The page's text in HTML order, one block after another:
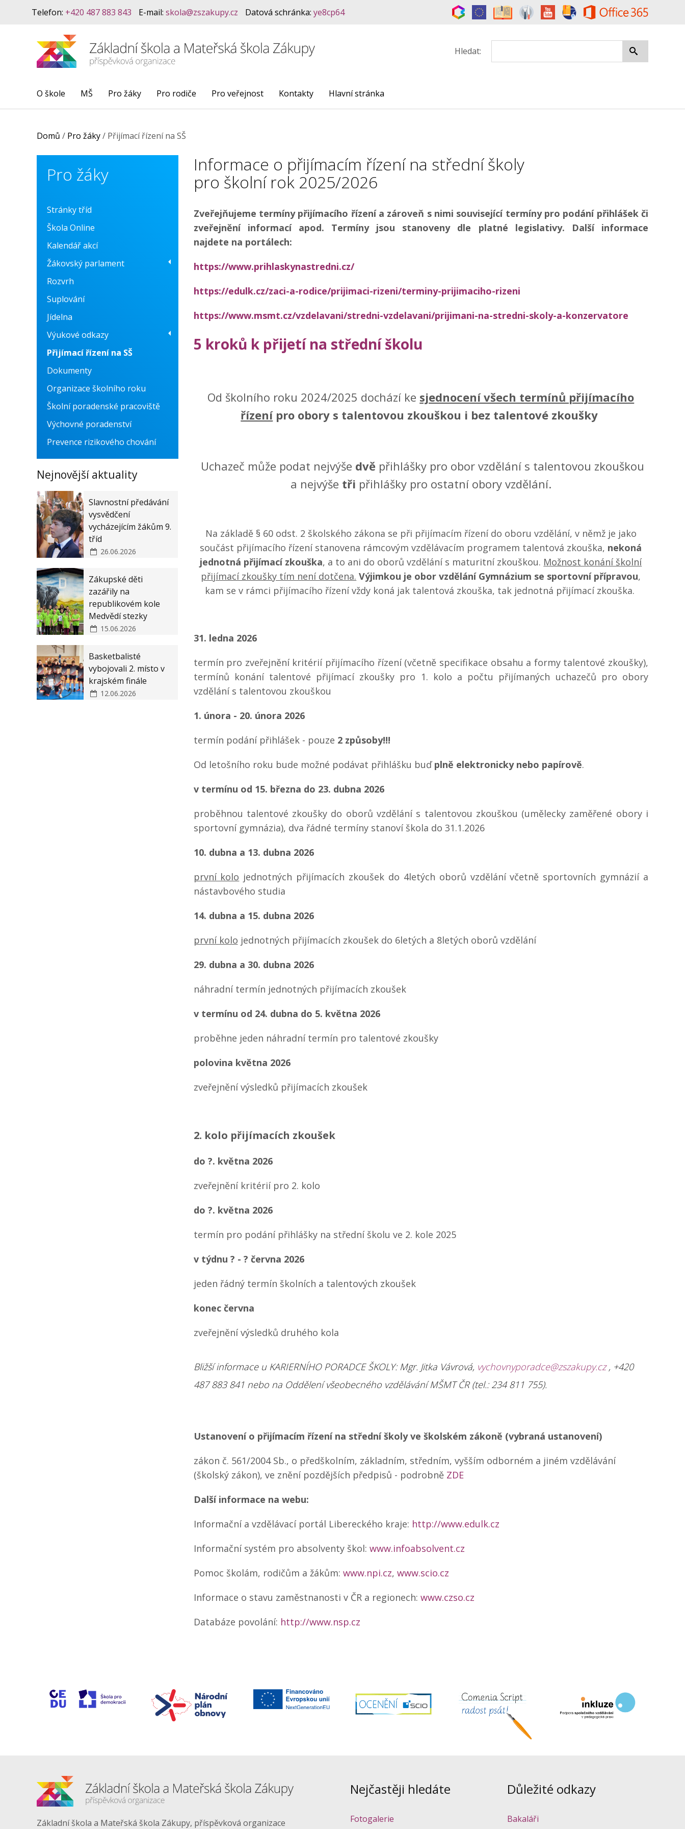
Telefon: +420 487 883 843 E-mail: skola@zszakupy.cz Datová schránka: ye8cp64
Hledat:
O škole MŠ Pro žáky Pro rodiče Pro veřejnost Kontakty Hlavní stránka
Domů / Pro žáky/ Přijímací řízení na SŠ
Pro žáky
Stránky tříd
Škola Online
Kalendář akcí
Žákovský parlament
O nás
Fotogalerie
Konzultační centrum
Rozvrh
Suplování
Jídelna
Výukové odkazy
Prvouka
Anglický jazyk
Český jazyk
Fyzika
Matematika
Německý jazyk
Office 365
Přijímací řízení na SŠ
Dokumenty
Organizace školního roku
Školní poradenské pracoviště
Výchovné poradenství
Prevence rizikového chování
Nejnovější aktuality
Slavnostní předávání
vysvědčení
vycházejícím žákům 9.
tříd
26.06.2026
Zákupské děti
zazářily na
republikovém kole
Medvědí stezky
15.06.2026
Basketbalisté
vybojovali 2. místo v
krajském finále
12.06.2026
Informace o přijímacím řízení na střední školy
pro školní rok 2025/2026
Zveřejňujeme termíny přijímacího řízení a zároveň s nimi související termíny pro podání přihlášek či
zveřejnění informací apod. Termíny jsou stanoveny dle platné legislativy. Další informace
najdete na portálech:
https://www.prihlaskynastredni.cz/
https://edulk.cz/zaci-a-rodice/prijimaci-rizeni/terminy-prijimaciho-rizeni
https://www.msmt.cz/vzdelavani/stredni-vzdelavani/prijimani-na-stredni-skoly-a-konzervatore
5 kroků k přijetí na střední školu
Od školního roku 2024/2025 dochází ke sjednocení všech termínů přijímacího
řízenípro obory s talentovou zkouškou i bez talentové zkoušky
Uchazeč může podat nejvýše dvě přihlášky pro obor vzdělání s talentovou zkouškou
a nejvýše tři přihlášky pro ostatní obory vzdělání.
Na základě § 60 odst. 2 školského zákona se při přijímacím řízení do oboru vzdělání, v němž je jako
součást přijímacího řízení stanovena rámcovým vzdělávacím programem talentová zkouška, nekoná
jednotná přijímací zkouška, a to ani do oborů vzdělání s maturitní zkouškou. Možnost konání školní
přijímací zkoušky tím není dotčena. Výjimkou je obor vzdělání Gymnázium se sportovní přípravou,
kam se v rámci přijímacího řízení vždy koná jak talentová zkouška, tak jednotná přijímací zkouška.
31. ledna 2026
termín pro zveřejnění kritérií přijímacího řízení (včetně specifikace obsahu a formy talentové zkoušky),
termínů konání talentové přijímací zkoušky pro 1. kolo a počtu přijímaných uchazečů pro obory
vzdělání s talentovou zkouškou
1. února - 20. února 2026
termín podání přihlášek - pouze 2 způsoby!!!
Od letošního roku bude možné podávat přihlášku buď plně elektronicky nebo papírově.
v termínu od 15. března do 23. dubna 2026
proběhnou talentové zkoušky do oborů vzdělání s talentovou zkouškou (umělecky zaměřené obory i
sportovní gymnázia), dva řádné termíny stanoví škola do 31.1.2026
10. dubna a 13. dubna 2026
první kolo jednotných přijímacích zkoušek do 4letých oborů vzdělání včetně sportovních gymnázií a
nástavbového studia
14. dubna a 15. dubna 2026
první kolo jednotných přijímacích zkoušek do 6letých a 8letých oborů vzdělání
29. dubna a 30. dubna 2026
náhradní termín jednotných přijímacích zkoušek
v termínu od 24. dubna do 5. května 2026
proběhne jeden náhradní termín pro talentové zkoušky
polovina května 2026
zveřejnění výsledků přijímacích zkoušek
2. kolo přijímacích zkoušek
do ?. května 2026
zveřejnění kritérií pro 2. kolo
do ?. května 2026
termín pro podání přihlášky na střední školu ve 2. kole 2025
v týdnu ? - ? června 2026
jeden řádný termín školních a talentových zkoušek
konec června
zveřejnění výsledků druhého kola
Bližší informace u KARIERNÍHO PORADCE ŠKOLY: Mgr. Jitka Vávrová, vychovnyporadce@zszakupy.cz, +420
487 883 841 nebo na Oddělení všeobecného vzdělávání MŠMT ČR (tel.: 234 811 755).
Ustanovení o přijímacím řízení na střední školy ve školském zákoně (vybraná ustanovení)
zákon č. 561/2004 Sb., o předškolním, základním, středním, vyšším odborném a jiném vzdělávání
(školský zákon), ve znění pozdějších předpisů - podrobně ZDE
Další informace na webu:
Informační a vzdělávací portál Libereckého kraje: http://www.edulk.cz
Informační systém pro absolventy škol: www.infoabsolvent.cz
Pomoc školám, rodičům a žákům: www.npi.cz, www.scio.cz
Informace o stavu zaměstnanosti v ČR a regionech: www.czso.cz
Databáze povolání: http://www.nsp.cz
Základní škola a Mateřská škola Zákupy, příspěvková organizace
Nejčastěji hledáte
Fotogalerie
Důležité odkazy
Bakaláři